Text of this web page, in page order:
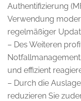
Authentifizierung
Verwendung
regelmäßiger
– Des Weiteren
und effizient
– Durch die
reduzieren Sie